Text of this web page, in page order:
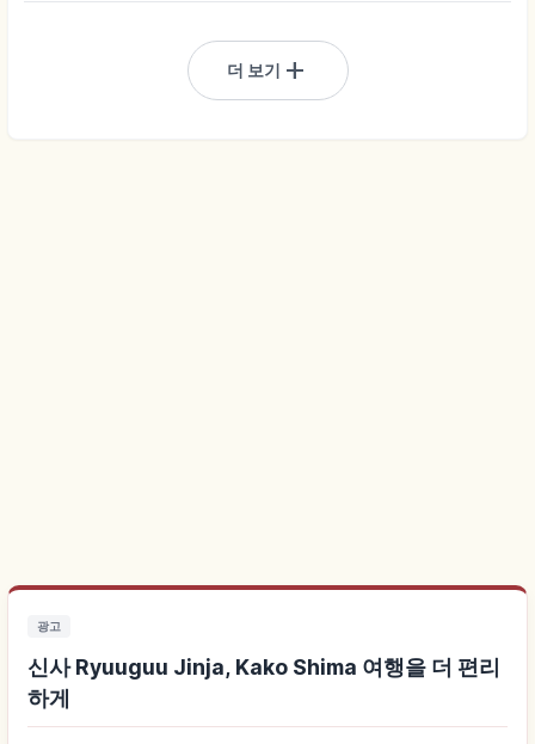
더 보기 add
광고
신사 Ryuuguu Jinja, Kako Shima 여행을 더 편리
하게